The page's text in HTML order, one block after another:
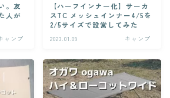
。友
人が
ャンプ
【ハーフインナー化】サーカ
スTC メッシュインナー4/5を
2/5サイズで設営してみた
2023.01.09 キャンプ